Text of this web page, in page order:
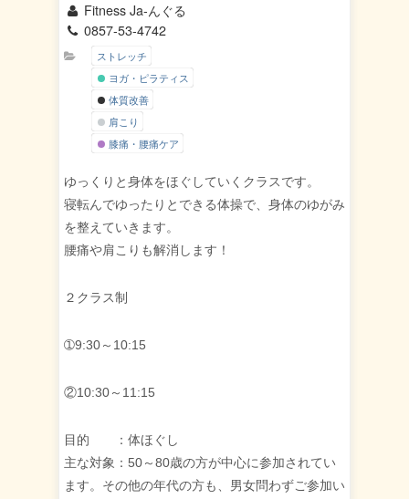
Fitness Ja-んぐる
0857-53-4742
ストレッチ
ヨガ・ピラティス
体質改善
肩こり
膝痛・腰痛ケア
ゆっくりと身体をほぐしていくクラスです。
寝転んでゆったりとできる体操で、身体のゆがみ
を整えていきます。
腰痛や肩こりも解消します！
２クラス制
➀9:30～10:15
②10:30～11:15
目的 ：体ほぐし
主な対象：50～80歳の方が中心に参加されてい
ます。その他の年代の方も、男女問わずご参加い